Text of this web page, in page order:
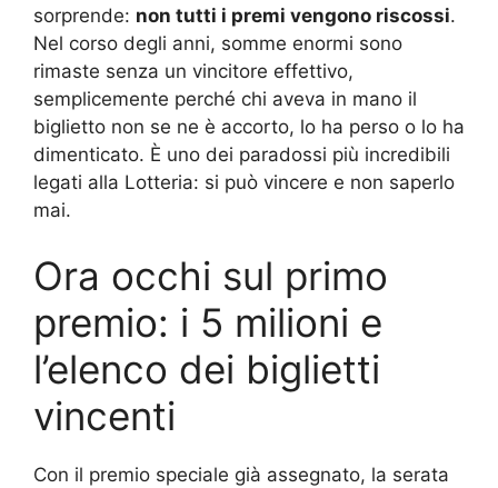
sorprende: non tutti i premi vengono riscossi.
Nel corso degli anni, somme enormi sono
rimaste senza un vincitore effettivo,
semplicemente perché chi aveva in mano il
biglietto non se ne è accorto, lo ha perso o lo ha
dimenticato. È uno dei paradossi più incredibili
legati alla Lotteria: si può vincere e non saperlo
mai.
Ora occhi sul primo
premio: i 5 milioni e
l’elenco dei biglietti
vincenti
Con il premio speciale già assegnato, la serata